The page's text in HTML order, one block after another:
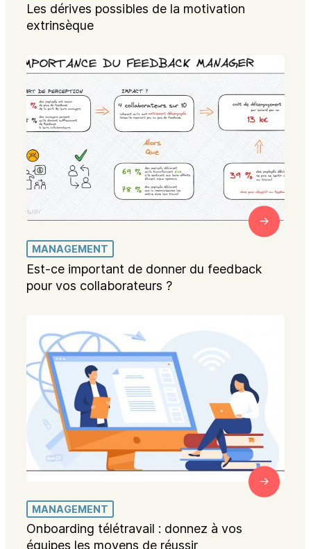
Les dérives possibles de la motivation
extrinsèque
MANAGEMENT
Est-ce important de donner du feedback
pour vos collaborateurs ?
MANAGEMENT
Onboarding télétravail : donnez à vos
équipes les moyens de réussir